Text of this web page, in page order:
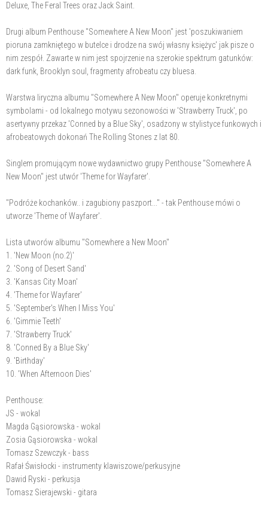
Deluxe, The Feral Trees oraz Jack Saint.
Drugi album Penthouse "Somewhere A New Moon" jest 'poszukiwaniem
pioruna zamkniętego w butelce i drodze na swój własny księżyc' jak pisze o
nim zespół. Zawarte w nim jest spojrzenie na szerokie spektrum gatunków:
dark funk, Brooklyn soul, fragmenty afrobeatu czy bluesa.
Warstwa liryczna albumu "Somewhere A New Moon" operuje konkretnymi
symbolami - od lokalnego motywu sezonowości w 'Strawberry Truck', po
asertywny przekaz 'Conned by a Blue Sky', osadzony w stylistyce funkowych i
afrobeatowych dokonań The Rolling Stones z lat 80.
Singlem promującym nowe wydawnictwo grupy Penthouse "Somewhere A
New Moon" jest utwór 'Theme for Wayfarer'.
"Podróże kochanków.. i zagubiony paszport..." - tak Penthouse mówi o
utworze 'Theme of Wayfarer'.
Lista utworów albumu "Somewhere a New Moon"
1. 'New Moon (no.2)'
2. 'Song of Desert Sand'
3. 'Kansas City Moan'
4. 'Theme for Wayfarer'
5. 'September's When I Miss You'
6. 'Gimmie Teeth'
7. 'Strawberry Truck'
8. 'Conned By a Blue Sky'
9. 'Birthday'
10. 'When Afternoon Dies'
Penthouse:
JS - wokal
Magda Gąsiorowska - wokal
Zosia Gąsiorowska - wokal
Tomasz Szewczyk - bass
Rafał Świsłocki - instrumenty klawiszowe/perkusyjne
Dawid Ryski - perkusja
Tomasz Sierajewski - gitara